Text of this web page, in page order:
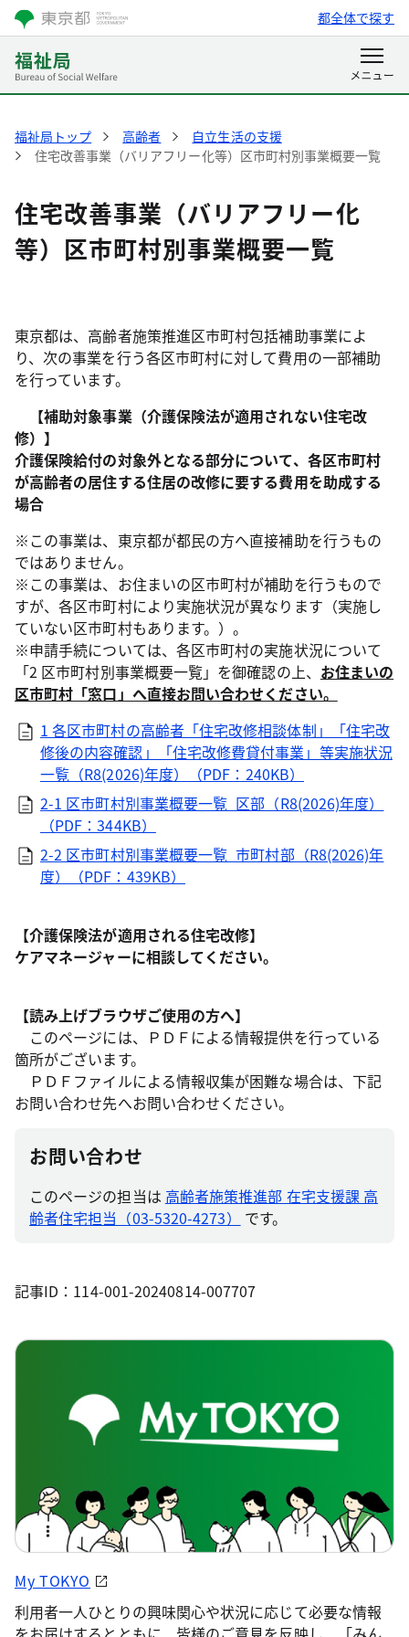
都全体で探す
福祉局トップ 高齢者
自立生活の支援
住宅改善事業（バリアフリー化等）区市町村別事業概要一覧
住宅改善事業（バリアフリー化
等）区市町村別事業概要一覧
東京都は、高齢者施策推進区市町村包括補助事業によ
り、次の事業を行う各区市町村に対して費用の一部補助
を行っています。
【補助対象事業（介護保険法が適用されない住宅改
修）】
介護保険給付の対象外となる部分について、 各区市町村
が高齢者の居住する住居の改修に要する費用を助成する
場合
※この事業は、東京都が都民の方へ直接補助を行うもの
ではありません。
※この事業は、お住まいの区市町村が補助を行うもので
すが、各区市町村により実施状況が異なります（実施し
ていない区市町村もあります。）。
※申請手続については、各区市町村の実施状況について
「2 区市町村別事業概要一覧」を御確認の上、 お住まいの
区市町村「窓口」へ直接お問い合わせください。
1 各区市町村の高齢者「住宅改修相談体制」「住宅改
修後の内容確認」「住宅改修費貸付事業」等実施状況
一覧（R8(2026)年度）（PDF：240KB）
2-1 区市町村別事業概要一覧_区部（R8(2026)年度）
（PDF：344KB）
2-2 区市町村別事業概要一覧_市町村部（R8(2026)年
度）（PDF：439KB）
【介護保険法が適用される住宅改修】
ケアマネージャーに相談してください。
【読み上げブラウザご使用の方へ】
このページには、ＰＤＦによる情報提供を行っている
箇所がございます。
ＰＤＦファイルによる情報収集が困難な場合は、下記
お問い合わせ先へお問い合わせください。
お問い合わせ
このページの担当は 高齢者施策推進部 在宅支援課 高
齢者住宅担当（03-5320-4273）
です。
記事ID：114-001-20240814-007707
My TOKYO
利用者一人ひとりの興味関心や状況に応じて必要な情報